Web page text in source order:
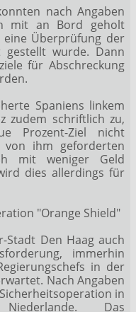
nach Angaben
mit an Bord geholt
eine Überprüfung der
gestellt wurde. Dann
für Abschreckung
Spaniens linkem
zudem schriftlich zu,
Prozent-Ziel nicht
ihm geforderten
mit weniger Geld
dies allerdings für
"Orange Shield"
Stadt Den Haag auch
immerhin
in der
Nach Angaben
in
Das